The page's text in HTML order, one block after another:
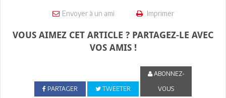
Envoyer à un ami Imprimer
VOUS AIMEZ CET ARTICLE ? PARTAGEZ-LE AVEC
VOS AMIS !
PARTAGER TWEETER
ABONNEZ-
VOUS